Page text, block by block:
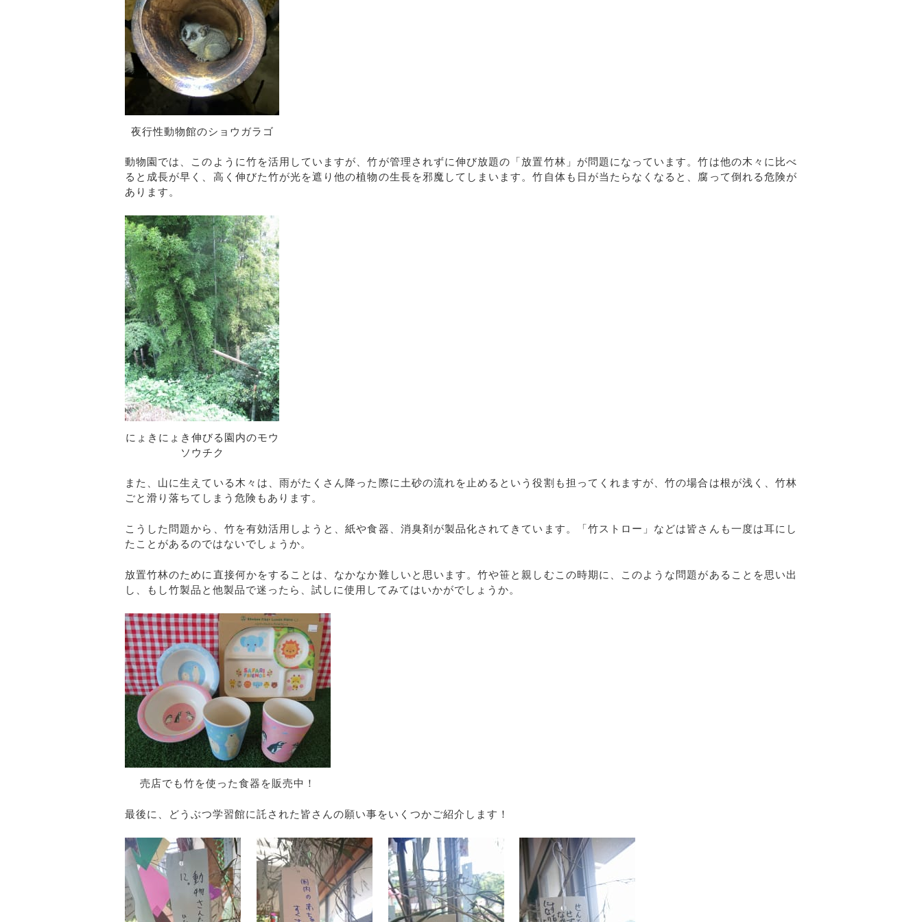
夜行性動物館のショウガラゴ
動物園では、このように竹を活用していますが、竹が管理されずに伸び放題の「放置竹林」が問題になっています。竹は他の木々に比べ
ると成長が早く、高く伸びた竹が光を遮り他の植物の生長を邪魔してしまいます。竹自体も日が当たらなくなると、腐って倒れる危険が
あります。
にょきにょき伸びる園内のモウ
ソウチク
また、山に生えている木々は、雨がたくさん降った際に土砂の流れを止めるという役割も担ってくれますが、竹の場合は根が浅く、竹林
ごと滑り落ちてしまう危険もあります。
こうした問題から、竹を有効活用しようと、紙や食器、消臭剤が製品化されてきています。「竹ストロー」などは皆さんも一度は耳にし
たことがあるのではないでしょうか。
放置竹林のために直接何かをすることは、なかなか難しいと思います。竹や笹と親しむこの時期に、このような問題があることを思い出
し、もし竹製品と他製品で迷ったら、試しに使用してみてはいかがでしょうか。
売店でも竹を使った食器を販売中！
最後に、どうぶつ学習館に託された皆さんの願い事をいくつかご紹介します！